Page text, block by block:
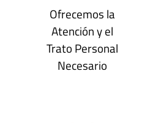
Ofrecemos la
Atención y el
Trato Personal
Necesario